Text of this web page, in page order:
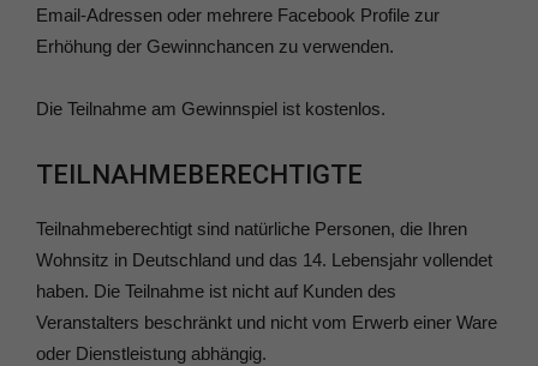
Email-Adressen oder mehrere Facebook Profile zur
Erhöhung der Gewinnchancen zu verwenden.
Die Teilnahme am Gewinnspiel ist kostenlos.
TEILNAHMEBERECHTIGTE
Teilnahmeberechtigt sind natürliche Personen, die Ihren
Wohnsitz in Deutschland und das 14. Lebensjahr vollendet
haben. Die Teilnahme ist nicht auf Kunden des
Veranstalters beschränkt und nicht vom Erwerb einer Ware
oder Dienstleistung abhängig.